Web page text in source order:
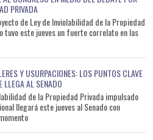
PRIVADA
de Ley de Inviolabilidad de la Propiedad
tuvo este jueves un fuerte correlato en las
Y USURPACIONES: LOS PUNTOS CLAVE
LLEGA AL SENADO
de la Propiedad Privada impulsado
llegará este jueves al Senado con